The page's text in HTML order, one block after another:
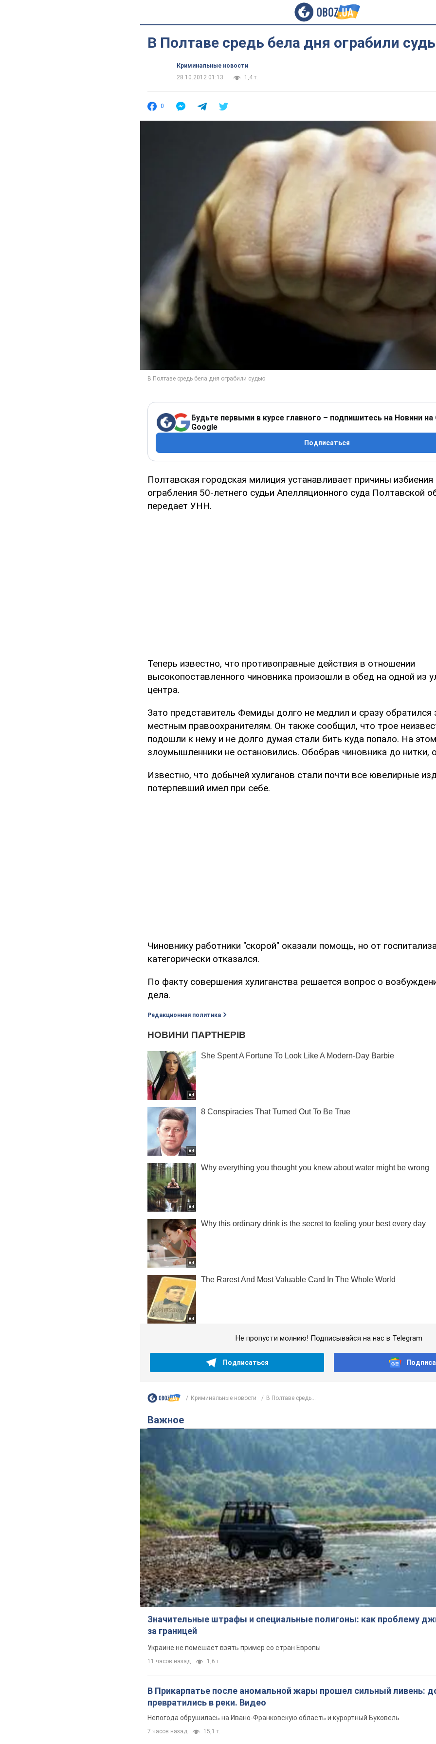
В Полтаве средь бела дня ограбили
Криминальные новости
28.10.2012 01:13
1,4 т.
0
Будьте первыми в курсе главного – подпишитесь на Новини на
Google
Подписаться
Полтавская городская милиция устанавливает причины избиения
ограбления 50-летнего судьи Апелляционного суда Полтавской
передает УНН.
Теперь известно, что противоправные действия в отношении
высокопоставленного чиновника произошли в обед на одной из
центра.
Зато представитель Фемиды долго не медлил и сразу
местным правоохранителям. Он также сообщил, что трое
подошли к нему и не долго думая стали бить куда попало. На этом
злоумышленники не остановились. Обобрав чиновника до нитки,
Известно, что добычей хулиганов стали почти все ювелирные
потерпевший имел при себе.
Чиновнику работники "скорой" оказали помощь, но от
категорически отказался.
По факту совершения хулиганства решается вопрос о
дела.
Редакционная политика
Не пропусти молнию! Подписывайся на нас в Telegram
Подписаться
Криминальные новости В Полтаве средь...
Важное
Значительные штрафы и специальные полигоны: как проблему
за границей
Украине не помешает взять пример со стран Европы
11 часов назад 1,6 т.
В Прикарпатье после аномальной жары прошел сильный ливень:
превратились в реки. Видео
Непогода обрушилась на Ивано-Франковскую область и курортный Буковель
7 часов назад 15,1 т.